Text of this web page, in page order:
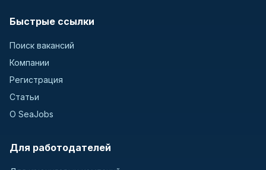
Быстрые ссылки
Поиск вакансий
Компании
Регистрация
Статьи
О SeaJobs
Для работодателей